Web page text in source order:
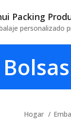
Packing
personalizado
Hogar